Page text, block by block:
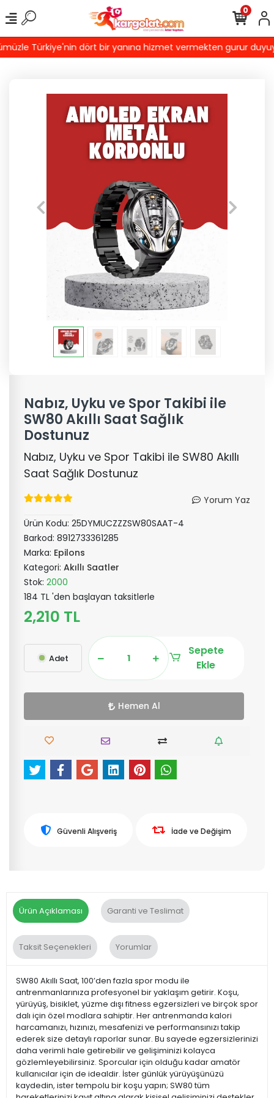
Türkiye'nin dört bir yanına hizmet vermekten gurur
0
Nabız, Uyku ve Spor Takibi ile
SW80 Akıllı Saat Sağlık
Dostunuz
Nabız, Uyku ve Spor Takibi ile SW80 Akıllı
Saat Sağlık Dostunuz
Yorum Yaz
Ürün Kodu: 25DYMUCZZZSW80SAAT-4
Barkod: 8912733361285
Marka: Epilons
Kategori: Akıllı Saatler
Stok: 2000
184 TL 'den başlayan taksitlerle
2,210 TL
Adet
Sepete
Ekle
Hemen Al
Güvenli Alışveriş İade ve Değişim
Ürün Açıklaması Garanti ve Teslimat
Taksit Seçenekleri Yorumlar
SW80 Akıllı Saat, 100’den fazla spor modu ile
antrenmanlarınıza profesyonel bir yaklaşım getirir. Koşu,
yürüyüş, bisiklet, yüzme dışı fitness egzersizleri ve birçok spor
dalı için özel modlara sahiptir. Her antrenmanda kalori
harcamanızı, hızınızı, mesafenizi ve performansınızı takip
ederek size detaylı raporlar sunar. Bu sayede egzersizlerinizi
daha verimli hale getirebilir ve gelişiminizi kolayca
gözlemleyebilirsiniz. Sporcular için olduğu kadar amatör
kullanıcılar için de idealdir. İster günlük yürüyüşünüzü
kaydedin, ister tempolu bir koşu yapın; SW80 tüm